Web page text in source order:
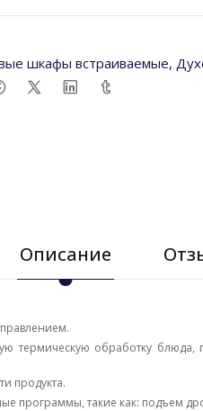
шкафы встраиваемые,
Описание
термическую обработку
продукта.
программы, такие как: подъем